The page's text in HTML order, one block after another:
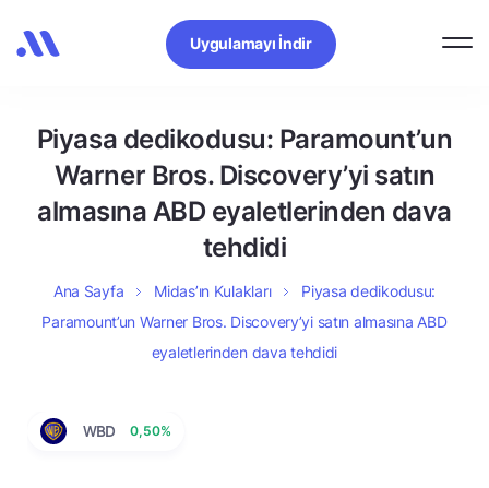
Uygulamayı İndir
Piyasa dedikodusu: Paramount’un
Warner Bros. Discovery’yi satın
almasına ABD eyaletlerinden dava
tehdidi
Ana Sayfa Midas’ın Kulakları
Piyasa dedikodusu:
Paramount’un Warner Bros. Discovery’yi satın almasına ABD
eyaletlerinden dava tehdidi
WBD 0,50%